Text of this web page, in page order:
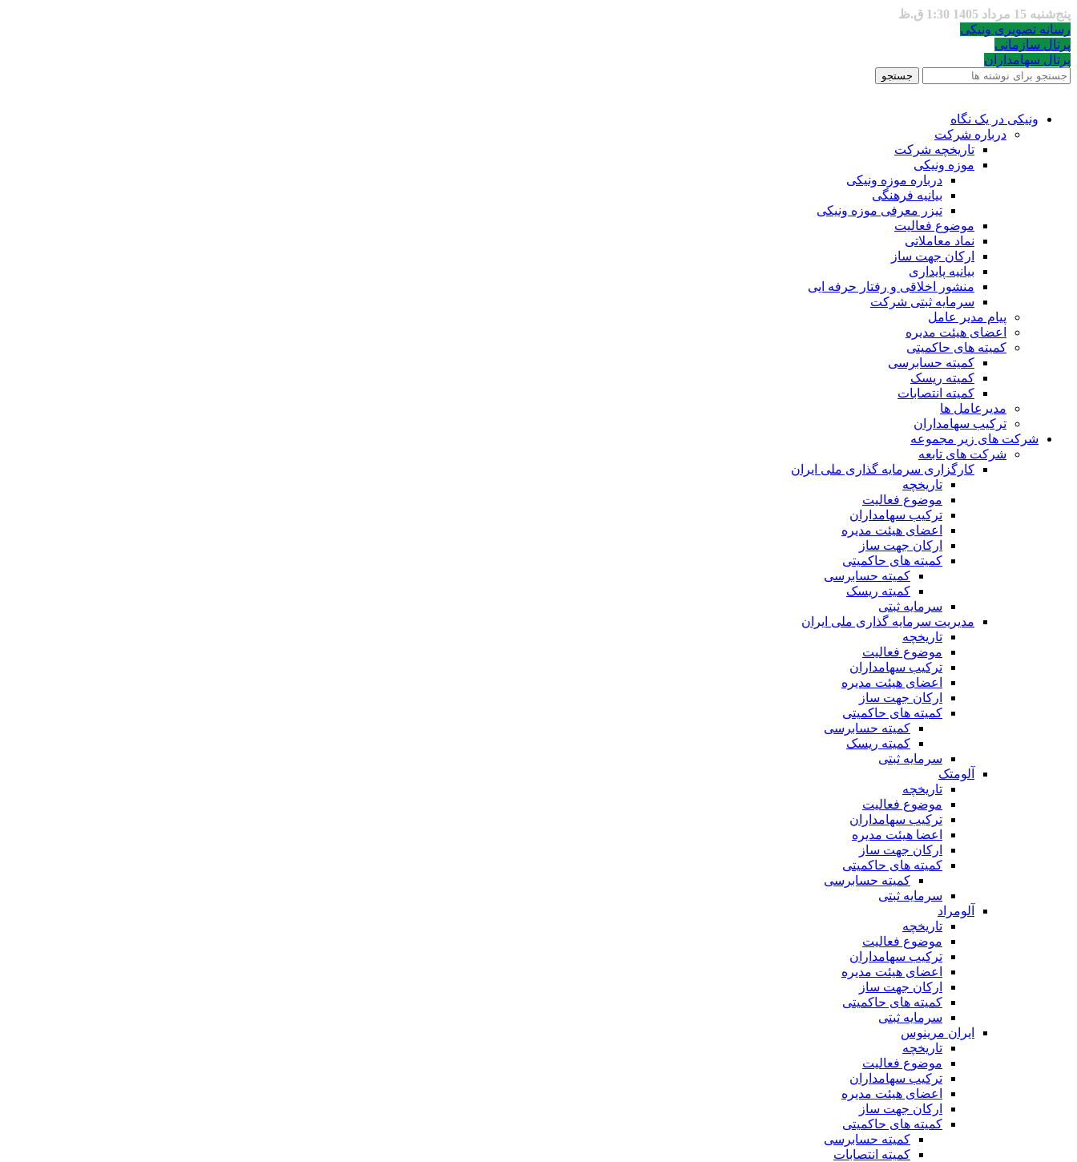
پنج‌شنبه 15 مرداد 1405 1:30 ق.ظ
رسانه تصویری ونیکی
پرتال سازمانی
پرتال سهامداران
جستجو
ونیکی در یک نگاه
درباره شرکت
تاریخچه شرکت
موزه ونیکی
درباره موزه ونیکی
بیانیه فرهنگی
تیزر معرفی موزه ونیکی
موضوع فعالیت
نماد معاملاتی
ارکان جهت ساز
بیانیه پایداری
منشور اخلاقی و رفتار حرفه ایی
سرمایه ثبتی شرکت
پیام مدیر عامل
اعضای هیئت مدیره
کمیته های حاکمیتی
کمیته حسابرسی
کمیته ریسک
کمیته انتصابات
مدیرعامل ها
ترکیب سهامداران
شرکت های زیر مجموعه
شرکت های تابعه
کارگزاری سرمایه گذاری ملی ایران
تاریخچه
موضوع فعالیت
ترکیب سهامداران
اعضای هیئت مدیره
ارکان جهت ساز
کمیته های حاکمیتی
کمیته حسابرسی
کمیته ریسک
سرمایه ثبتی
مدیریت سرمایه گذاری ملی ایران
تاریخچه
موضوع فعالیت
ترکیب سهامداران
اعضای هیئت مدیره
ارکان جهت ساز
کمیته های حاکمیتی
کمیته حسابرسی
کمیته ریسک
سرمایه ثبتی
آلومتک
تاریخچه
موضوع فعالیت
ترکیب سهامداران
اعضا هیئت مدیره
ارکان جهت ساز
کمیته های حاکمیتی
کمیته حسابرسی
سرمایه ثبتی
آلومراد
تاریخچه
موضوع فعالیت
ترکیب سهامداران
اعضای هیئت مدیره
ارکان جهت ساز
کمیته های حاکمیتی
سرمایه ثبتی
ایران مرینوس
تاریخچه
موضوع فعالیت
ترکیب سهامداران
اعضای هیئت مدیره
ارکان جهت ساز
کمیته های حاکمیتی
کمیته حسابرسی
کمیته انتصابات